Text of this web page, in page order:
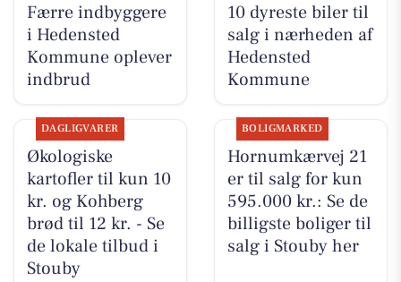
Færre indbyggere
i Hedensted
Kommune oplever
indbrud
10 dyreste biler til
salg i nærheden af
Hedensted
Kommune
DAGLIGVARER
Økologiske
kartofler til kun 10
kr. og Kohberg
brød til 12 kr. - Se
de lokale tilbud i
Stouby
BOLIGMARKED
Hornumkærvej 21
er til salg for kun
595.000 kr.: Se de
billigste boliger til
salg i Stouby her